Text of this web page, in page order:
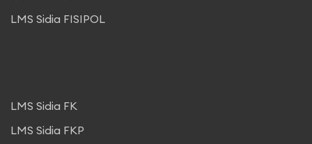
LMS Sidia FISIPOL
LMS Sidia FK
LMS Sidia FKP